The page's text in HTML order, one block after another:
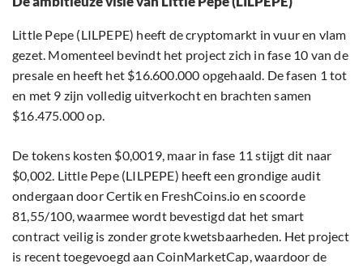
Little Pepe (LILPEPE) heeft de cryptomarkt in vuur en vlam
gezet. Momenteel bevindt het project zich in fase 10 van de
presale en heeft het $16.600.000 opgehaald. De fasen 1 tot
en met 9 zijn volledig uitverkocht en brachten samen
$16.475.000 op.
De tokens kosten $0,0019, maar in fase 11 stijgt dit naar
$0,002. Little Pepe (LILPEPE) heeft een grondige audit
ondergaan door Certik en FreshCoins.io en scoorde
81,55/100, waarmee wordt bevestigd dat het smart
contract veilig is zonder grote kwetsbaarheden. Het project
is recent toegevoegd aan CoinMarketCap, waardoor de